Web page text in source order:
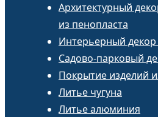
Архитектурный
из пенопласта
Интерьерный декор
Садово-парковый
Покрытие изделий
Литье чугуна
Литье алюминия